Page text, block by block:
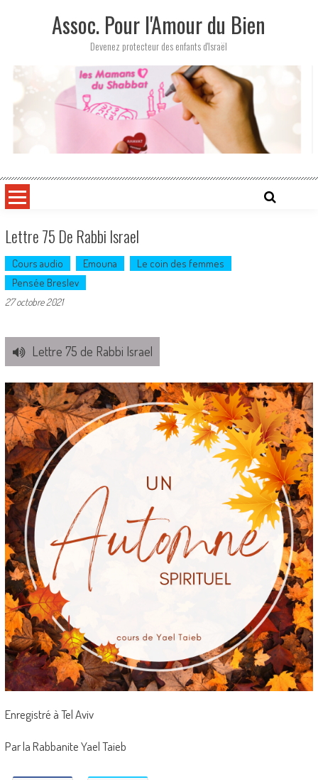
Assoc. Pour l'Amour du Bien
Devenez protecteur des enfants d'Israël
Lettre 75 De Rabbi Israel
Cours audio Emouna
Le coin des femmes
Pensée Breslev
27 octobre 2021
Lettre 75 de Rabbi Israel
Enregistré à Tel Aviv
Par la Rabbanite Yael Taieb